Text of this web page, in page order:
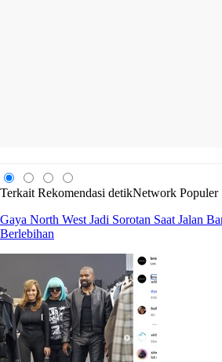
Terkait Rekomendasi detikNetwork Populer
Gaya North West Jadi Sorotan Saat Jalan
Berlebihan